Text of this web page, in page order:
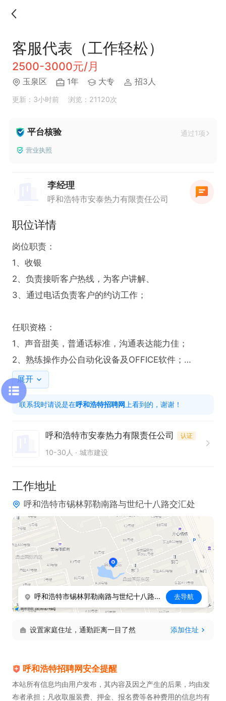
客服代表（工作轻松）
2500-3000元/月
玉泉区 1年 大专 招3人
更新：3小时前 浏览：21120次
平台核验 通过1项
营业执照
李经理
呼和浩特市安泰热力有限责任公司
职位详情
岗位职责：
1、收银
2、负责接听客户热线，为客户讲解、
3、通过电话负责客户的约访工作；
任职资格：
1、声音甜美，普通话标准，沟通表达能力佳；
2、熟练操作办公自动化设备及OFFICE软件；
3、良好的执行力和团队合作精神；
4、熟悉电话销售或客户服务的业务模式，有电话销
售经验者优先。
早晨8点至中午12点
下午2点至6点
展开
联系我时请说是在呼和浩特招聘网 上看到的，谢谢！
呼和浩特市安泰热力有限责任公司 认证
10-30人 城市建设
工作地址
呼和浩特市锡林郭勒南路与世纪十八路交汇处
呼和浩特市锡林郭勒南路与世纪十八路交汇处 去导航
设置家庭住址，通勤距离一目了然 添加住址
呼和浩特招聘网安全提醒
本站所有信息均由用户发布，其内容及因之产生的后果，均由发
布者承担；凡收取服装费、押金、报名费等各种费用的信息均有